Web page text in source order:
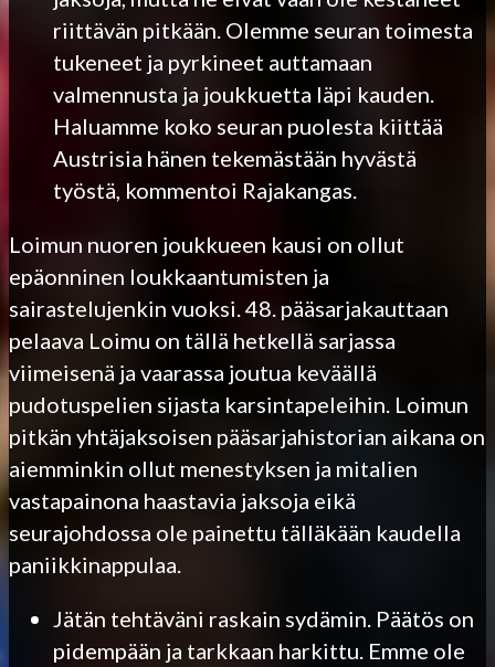
riittävän pitkään. Olemme seuran toimesta
tukeneet ja pyrkineet auttamaan
valmennusta ja joukkuetta läpi kauden.
Haluamme koko seuran puolesta kiittää
Austrisia hänen tekemästään hyvästä
työstä, kommentoi Rajakangas.
Loimun nuoren joukkueen kausi on ollut
epäonninen loukkaantumisten ja
sairastelujenkin vuoksi. 48. pääsarjakauttaan
pelaava Loimu on tällä hetkellä sarjassa
viimeisenä ja vaarassa joutua keväällä
pudotuspelien sijasta karsintapeleihin. Loimun
pitkän yhtäjaksoisen pääsarjahistorian aikana on
aiemminkin ollut menestyksen ja mitalien
vastapainona haastavia jaksoja eikä
seurajohdossa ole painettu tälläkään kaudella
paniikkinappulaa.
Jätän tehtäväni raskain sydämin. Päätös on
pidempään ja tarkkaan harkittu. Emme ole